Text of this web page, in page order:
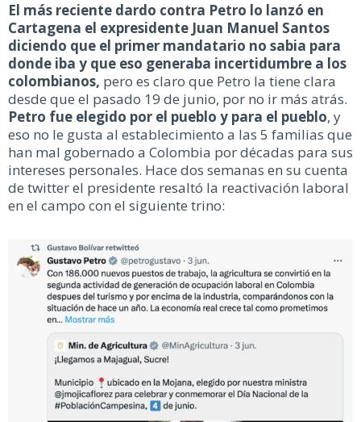
El más reciente dardo contra Petro lo lanzó en
Cartagena el expresidente Juan Manuel Santos
diciendo que el primer mandatario no sabia para
donde iba y que eso generaba incertidumbre a los
colombianos, pero es claro que Petro la tiene clara
desde que el pasado 19 de junio, por no ir más atrás.
Petro fue elegido por el pueblo y para el pueblo, y
eso no le gusta al establecimiento a las 5 familias que
han mal gobernado a Colombia por décadas para sus
intereses personales. Hace dos semanas en su cuenta
de twitter el presidente resaltó la reactivación laboral
en el campo con el siguiente trino: